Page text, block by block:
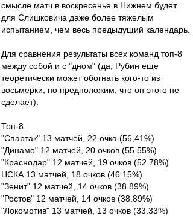
смысле матч в воскресенье в Нижнем будет
для Слишковича даже более тяжелым
испытанием, чем весь предыдущий календарь.
Для сравнения результаты всех команд топ-8
между собой и с "дном" (да, Рубин еще
теоретически может обогнать кого-то из
восьмерки, но предположим, что он этого не
сделает):
Топ-8:
"Спартак" 13 матчей, 22 очка (56,41%)
"Динамо" 12 матчей, 20 очков (55.55%)
"Краснодар" 12 матчей, 19 очков (52.78%)
ЦСКА 13 матчей, 18 очков (46.15%)
"Зенит" 12 матчей, 14 очков (38.89%)
"Ростов" 12 матчей, 14 очков (38.89%)
"Локомотив" 13 матчей, 13 очков (33.33%)